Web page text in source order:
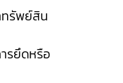
รัพย์สิน
รยึดหรือ